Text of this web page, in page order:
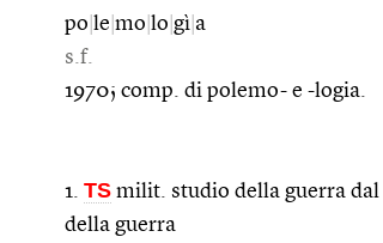
po le mo lo gì a
s.f.
1970; comp. di polemo- e -logia.
1. TS milit. studio della guerra
della guerra